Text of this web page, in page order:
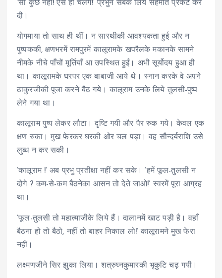
‘सो कुछ नहीं! ऐसे ही चलेंगे!’ प्रभुने सबके लिये सहमति प्रकट कर
दी।
योगमाया तो साथ ही थीं। न सारथीकी आवश्यकता हुई और न
पुष्पककी, क्षणभरमें रामपुरमें कालूरामके खपरैलके मकानके सामने
नीमके नीचे पाँचों मूर्तियाँ आ उपस्थित हुईं। अभी सूर्योदय हुआ ही
था। कालूरामके घरपर एक बाबाजी आये थे। स्नान करके वे अपने
ठाकुरजीकी पूजा करने बैठ गये। कालूराम उनके लिये तुलसी-पुष्प
लेने गया था।
कालूराम पुष्प लेकर लौटा। दृष्टि गयी और पैर रुक गये। केवल एक
क्षण रुका। मुख फेरकर घरकी ओर चल पड़ा। वह सौन्दर्यराशि उसे
लुब्ध न कर सकी।
‘कालूराम !’ अब प्रभु प्रतीक्षा नहीं कर सके। ‘हमें फूल-तुलसी न
दोगे ? कम-से-कम बैठनेका आसन तो देते जाओ!’ स्वरमें पूरा आग्रह
था।
‘फूल-तुलसी तो महात्माजीके लिये हैं। दालानमें खाट पड़ी है। वहाँ
बैठना हो तो बैठो, नहीं तो बाहर निकाल लो!’ कालूरामने मुख फेरा
नहीं।
लक्ष्मणजीने सिर झुका लिया। शत्रुघ्नकुमारकी भृकुटि चढ़ गयी।